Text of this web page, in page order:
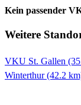
Kein passender
Weitere
VKU St. Gallen
Winterthur (42.2